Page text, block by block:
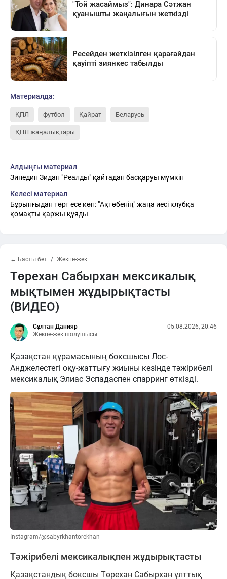
Материалда:
ҚПЛ футбол Қайрат Беларусь
ҚПЛ жаңалықтары
Алдыңғы материал
Зинедин Зидан "Реалды" қайтадан басқаруы мүмкін
Келесі материал
Бұрынғыдан төрт есе көп: "Ақтөбенің" жаңа иесі клубқа
қомақты қаржы құяды
← Басты бет Жекпе-жек
Төрехан Сабырхан мексикалық
мықтымен жұдырықтасты
(ВИДЕО)
Сұлтан Данияр
Жекпе-жек шолушысы
05.08.2026, 20:46
Қазақстан құрамасының боксшысы Лос-
Анджелестегі оқу-жаттығу жиыны кезінде тәжірибелі
мексикалық Элиас Эспадаспен спарринг өткізді.
Instagram/@sabyrkhantorekhan
Тәжірибелі мексикалықпен жұдырықтасты
Қазақстандық боксшы Төрехан Сабырхан ұлттық